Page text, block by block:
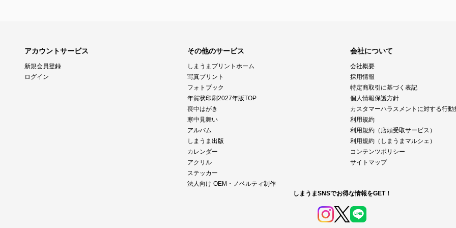
アカウントサービス
新規会員登録
ログイン
その他のサービス
しまうまプリントホーム
写真プリント
フォトブック
年賀状印刷2027年版TOP
喪中はがき
寒中見舞い
アルバム
しまうま出版
カレンダー
アクリル
ステッカー
法人向け OEM・ノベルティ制作
会社について
会社概要
採用情報
特定商取引に基づく表記
個人情報保護方針
カスタマーハラスメントに対する行動
利用規約
利用規約（店頭受取サービス）
利用規約（しまうまマルシェ）
コンテンツポリシー
サイトマップ
しまうまSNSでお得な情報をGET！